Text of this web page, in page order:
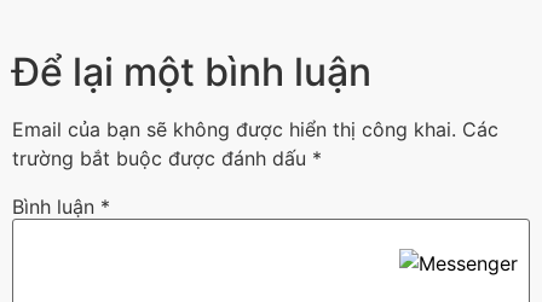
Để lại một bình luận
Email của bạn sẽ không được hiển thị công khai. Các
trường bắt buộc được đánh dấu *
Bình luận *